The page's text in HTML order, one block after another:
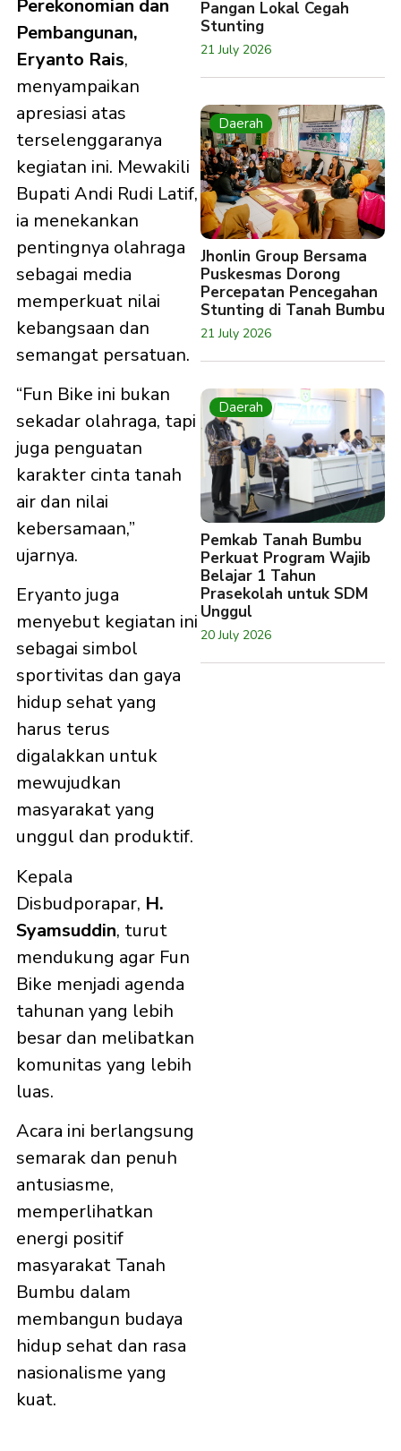
Perekonomian dan
Pembangunan,
Eryanto Rais,
menyampaikan
apresiasi atas
terselenggaranya
kegiatan ini. Mewakili
Bupati Andi Rudi Latif,
ia menekankan
pentingnya olahraga
sebagai media
memperkuat nilai
kebangsaan dan
semangat persatuan.
“Fun Bike ini bukan
sekadar olahraga, tapi
juga penguatan
karakter cinta tanah
air dan nilai
kebersamaan,”
ujarnya.
Eryanto juga
menyebut kegiatan ini
sebagai simbol
sportivitas dan gaya
hidup sehat yang
harus terus
digalakkan untuk
mewujudkan
masyarakat yang
unggul dan produktif.
Kepala
Disbudporapar, H.
Syamsuddin, turut
mendukung agar Fun
Bike menjadi agenda
tahunan yang lebih
besar dan melibatkan
komunitas yang lebih
luas.
Acara ini berlangsung
semarak dan penuh
antusiasme,
memperlihatkan
energi positif
masyarakat Tanah
Bumbu dalam
membangun budaya
hidup sehat dan rasa
nasionalisme yang
kuat.
Pangan Lokal Cegah
Stunting
21 July 2026
Daerah
Jhonlin Group Bersama
Puskesmas Dorong
Percepatan Pencegahan
Stunting di Tanah Bumbu
21 July 2026
Daerah
Pemkab Tanah Bumbu
Perkuat Program Wajib
Belajar 1 Tahun
Prasekolah untuk SDM
Unggul
20 July 2026